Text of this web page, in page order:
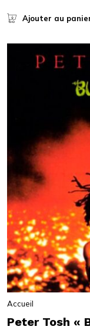
Ajouter au
Accueil
Peter Tosh «